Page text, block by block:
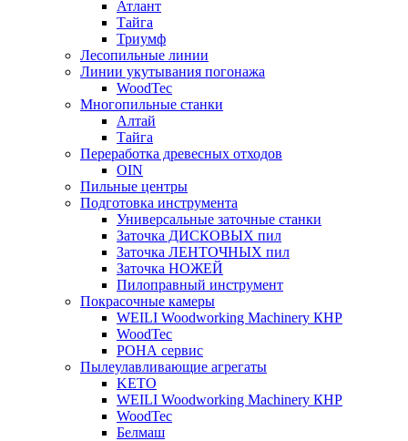
Атлант
Тайга
Триумф
Лесопильные линии
Линии укутывания погонажа
WoodTec
Многопильные станки
Алтай
Тайга
Переработка древесных отходов
OIN
Пильные центры
Подготовка инструмента
Универсальные заточные станки
Заточка ДИСКОВЫХ пил
Заточка ЛЕНТОЧНЫХ пил
Заточка НОЖЕЙ
Пилоправный инструмент
Покрасочные камеры
WEILI Woodworking Machinery КНР
WoodTec
РОНА сервис
Пылеулавливающие агрегаты
KETO
WEILI Woodworking Machinery КНР
WoodTec
Белмаш